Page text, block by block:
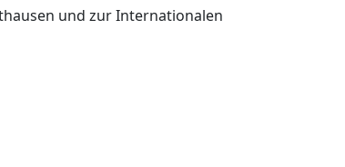
und zur Internationalen